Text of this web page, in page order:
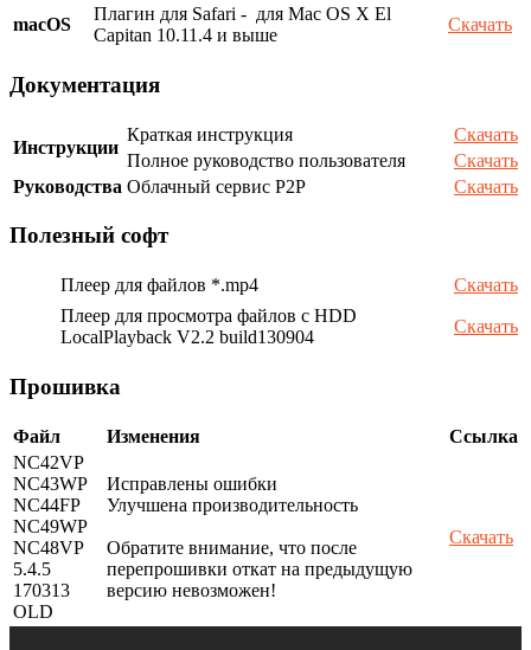
macOS
Плагин для Safari - для Mac OS X El
Capitan 10.11.4 и выше
Скачать
Документация
Инструкции
Краткая инструкция
Скачать
Полное руководство пользователя
Скачать
Руководства Облачный сервис P2P Скачать
Полезный софт
Плеер для файлов *.mp4
Скачать
Плеер для просмотра файлов с HDD
LocalPlayback V2.2 build130904
Скачать
Прошивка
Файл Изменения
Ссылка
NC42VP
NC43WP
NC44FP
NC49WP
NC48VP
5.4.5
170313
OLD
Исправлены ошибки
Улучшена производительность
Обратите внимание, что после
перепрошивки откат на предыдущую
версию невозможен!
Скачать